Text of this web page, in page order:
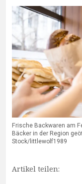
Frische Backwaren am
Bäcker in der Region
Stock/littlewolf1989
Artikel teilen: